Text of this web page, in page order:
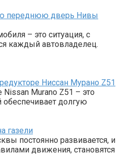
переднюю дверь Нивы
– это ситуация, с
каждый автовладелец.
Ниссан Мурано Z51
Murano Z51 – это
долгую
газели
постоянно развивается, и
движения, становятся